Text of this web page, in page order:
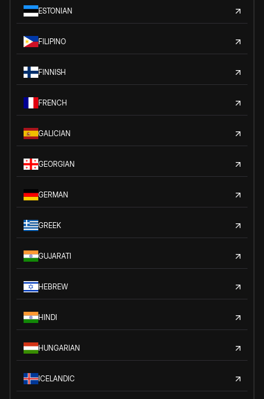
ESTONIAN
FILIPINO
FINNISH
FRENCH
GALICIAN
GEORGIAN
GERMAN
GREEK
GUJARATI
HEBREW
HINDI
HUNGARIAN
ICELANDIC